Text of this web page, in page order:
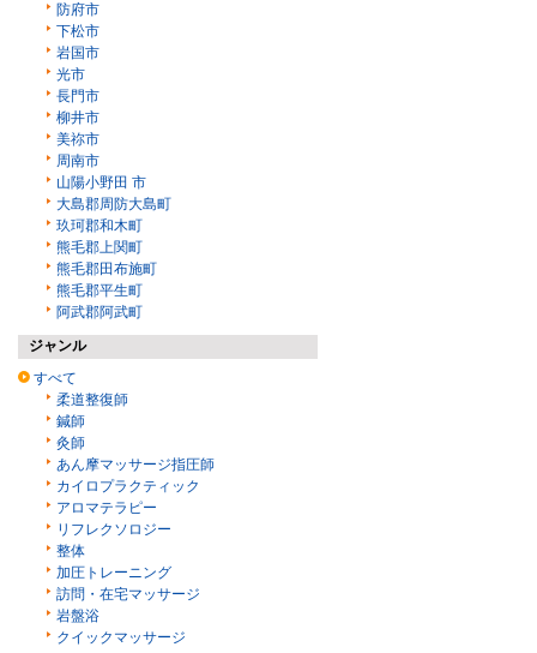
防府市
下松市
岩国市
光市
長門市
柳井市
美祢市
周南市
山陽小野田 市
大島郡周防大島町
玖珂郡和木町
熊毛郡上関町
熊毛郡田布施町
熊毛郡平生町
阿武郡阿武町
ジャンル
すべて
柔道整復師
鍼師
灸師
あん摩マッサージ指圧師
カイロプラクティック
アロマテラピー
リフレクソロジー
整体
加圧トレーニング
訪問・在宅マッサージ
岩盤浴
クイックマッサージ